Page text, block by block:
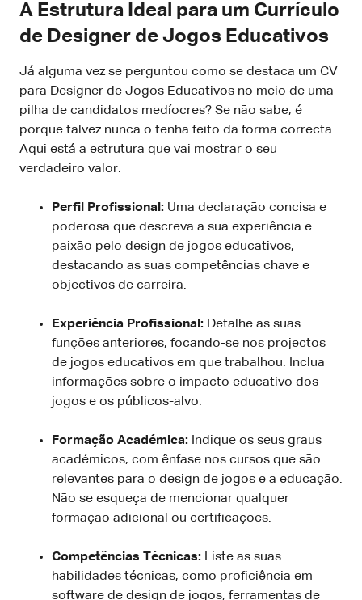
A Estrutura Ideal para um Currículo
de Designer de Jogos Educativos
Já alguma vez se perguntou como se destaca um CV
para Designer de Jogos Educativos no meio de uma
pilha de candidatos medíocres? Se não sabe, é
porque talvez nunca o tenha feito da forma correcta.
Aqui está a estrutura que vai mostrar o seu
verdadeiro valor:
Perfil Profissional: Uma declaração concisa e
poderosa que descreva a sua experiência e
paixão pelo design de jogos educativos,
destacando as suas competências chave e
objectivos de carreira.
Experiência Profissional: Detalhe as suas
funções anteriores, focando-se nos projectos
de jogos educativos em que trabalhou. Inclua
informações sobre o impacto educativo dos
jogos e os públicos-alvo.
Formação Académica: Indique os seus graus
académicos, com ênfase nos cursos que são
relevantes para o design de jogos e a educação.
Não se esqueça de mencionar qualquer
formação adicional ou certificações.
Competências Técnicas: Liste as suas
habilidades técnicas, como proficiência em
software de design de jogos, ferramentas de